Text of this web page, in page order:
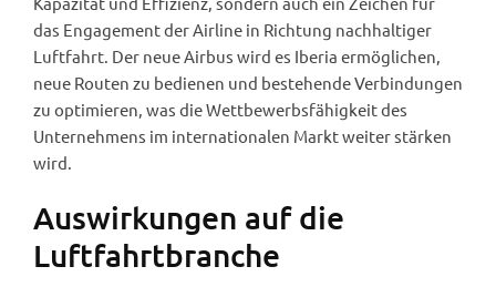
das Engagement der Airline in Richtung nachhaltiger
Luftfahrt. Der neue Airbus wird es Iberia ermöglichen,
neue Routen zu bedienen und bestehende Verbindungen
zu optimieren, was die Wettbewerbsfähigkeit des
Unternehmens im internationalen Markt weiter stärken
wird.
Auswirkungen auf die
Luftfahrtbranche